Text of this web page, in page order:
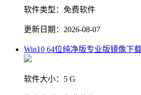
软件类型： 免费软件
更新日期： 2026-08-07
Win10 64位纯净版专业版镜像下
软件大小： 5 G